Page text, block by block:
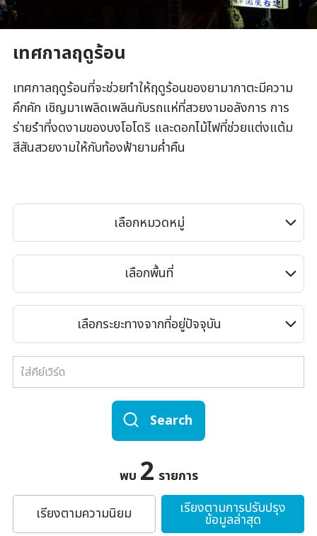
เทศกาลฤดูร้อน
เทศกาลฤดูร้อนที่จะช่วยทำให้ฤดูร้อนของยามากาตะมีความ
คึกคัก เชิญมาเพลิดเพลินกับรถแห่ที่สวยงามอลังการ การ
ร่ายรำที่งดงามของบงโอโดริ และดอกไม้ไฟที่ช่วยแต่งแต้ม
สีสันสวยงามให้กับท้องฟ้ายามค่ำคืน
เลือกหมวดหมู่
เลือกพื้นที่
เลือกระยะทางจากที่อยู่ปัจจุบัน
Search
พบ 2 รายการ
เรียงตามความนิยม
เรียงตามการปรับปรุง
ข้อมูลล่าสุด